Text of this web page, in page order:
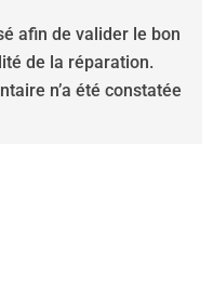
afin de valider le bon
de la réparation.
n’a été constatée